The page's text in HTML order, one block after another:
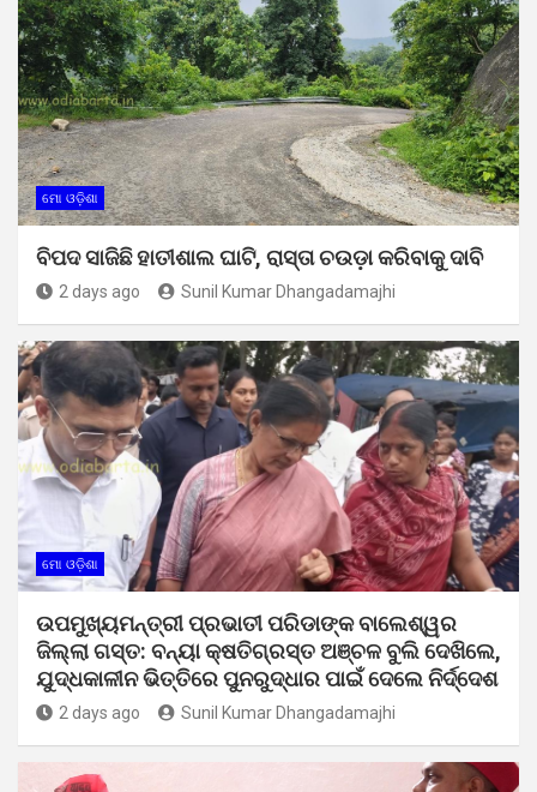
ମୋ ଓଡ଼ିଶା
ବିପଦ ସାଜିଛି ହାତୀଶାଲ ଘାଟି, ରାସ୍ତା ଚଉଡ଼ା କରିବାକୁ ଦାବି
2 days ago Sunil Kumar Dhangadamajhi
ମୋ ଓଡ଼ିଶା
ଉପମୁଖ୍ୟମନ୍ତ୍ରୀ ପ୍ରଭାତୀ ପରିଡାଙ୍କ ବାଲେଶ୍ୱର
ଜିଲ୍ଲା ଗସ୍ତ: ବନ୍ୟା କ୍ଷତିଗ୍ରସ୍ତ ଅଞ୍ଚଳ ବୁଲି ଦେଖିଲେ,
ଯୁଦ୍ଧକାଳୀନ ଭିତ୍ତିରେ ପୁନରୁଦ୍ଧାର ପାଇଁ ଦେଲେ ନିର୍ଦ୍ଦେଶ
2 days ago Sunil Kumar Dhangadamajhi